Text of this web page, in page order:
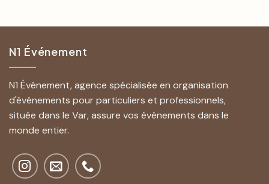
N1 Événement
N1 Événement, agence spécialisée en organisation
d'événements pour particuliers et professionnels,
située dans le Var, assure vos événements dans le
monde entier.